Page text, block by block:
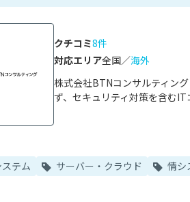
株式会社BTNコンサルティン
ず、セキュリティ対策を含む
クチコミ8件
対応エリア全国／海外
テム サーバー・クラウド 情シ